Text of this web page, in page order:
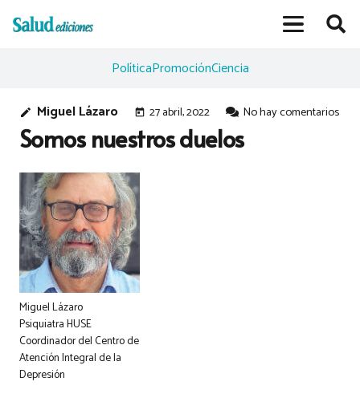
PolíticaPromociónCiencia
edit Miguel Lázaro today 27 abril, 2022 No hay comentarios
Somos nuestros duelos
Miguel Lázaro
Psiquiatra HUSE
Coordinador del Centro de
Atención Integral de la
Depresión